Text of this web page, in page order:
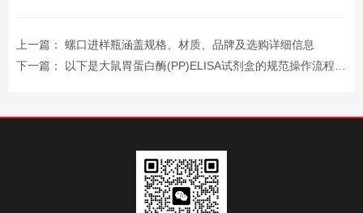
上一篇： 螺口进样瓶涵盖规格、材质、品牌及选购详细信息
下一篇：
以下是大鼠胃蛋白酶(PP)ELISA试剂盒的规范操作流程及关键注意事项